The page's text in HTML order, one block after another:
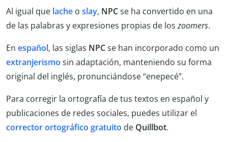
Al igual que lache o slay, NPCse ha convertido en una
de las palabras y expresiones propias de loszoomers.
En español, las siglas NPCse han incorporado como un
extranjerismo sin adaptación, manteniendo su forma
original del inglés, pronunciándose “enepecé”.
Para corregir la ortografía de tus textos en español y
publicaciones de redes sociales, puedes utilizar el
corrector ortográfico gratuito de Quillbot.